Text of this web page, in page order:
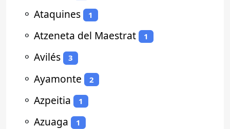
⚬ Ataquines 1
⚬ Atzeneta del Maestrat 1
⚬ Avilés 3
⚬ Ayamonte 2
⚬ Azpeitia 1
⚬ Azuaga 1